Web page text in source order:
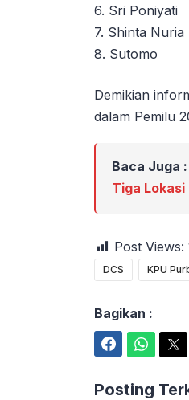
6. Sri Poniyati
7. Shinta Nuria
8. Sutomo
Demikian
dalam Pemilu
Baca Juga :
Tiga Lokasi
Post Views:
DCS KPU
Bagikan :
Posting